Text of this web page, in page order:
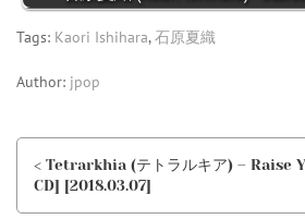
Tags: Kaori Ishihara,石原夏織
Author: jpop
< Tetrarkhia (テトラルキア) – Raise
CD] [2018.03.07]